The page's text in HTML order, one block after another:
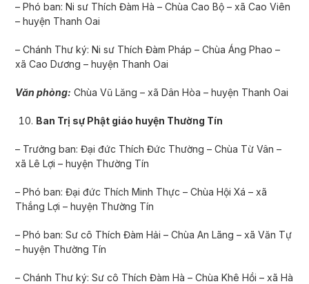
– Phó ban: Ni sư Thích Đàm Hà – Chùa Cao Bộ – xã Cao Viên
– huyện Thanh Oai
– Chánh Thư ký: Ni sư Thích Đàm Pháp – Chùa Áng Phao –
xã Cao Dương – huyện Thanh Oai
Văn phòng: Chùa Vũ Lăng – xã Dân Hòa – huyện Thanh Oai
Ban Trị sự Phật giáo huyện Th­ường Tín
– Trưởng ban: Đại đức Thích Đức Thường – Chùa Từ Vân –
xã Lê Lợi – huyện Thư­ờng Tín
– Phó ban: Đại đức Thích Minh Thực – Chùa Hội Xá – xã
Thắng Lợi – huyện Thường Tín
– Phó ban: Sư cô Thích Đàm Hải – Chùa An Lãng – xã Văn Tự
– huyện Thường Tín
– Chánh Thư ký: Sư cô Thích Đàm Hà – Chùa Khê Hồi – xã Hà